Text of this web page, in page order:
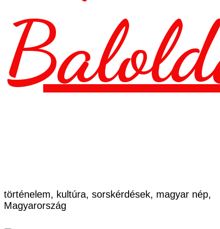
történelem, kultúra, sorskérdések, magyar nép,
Magyarország